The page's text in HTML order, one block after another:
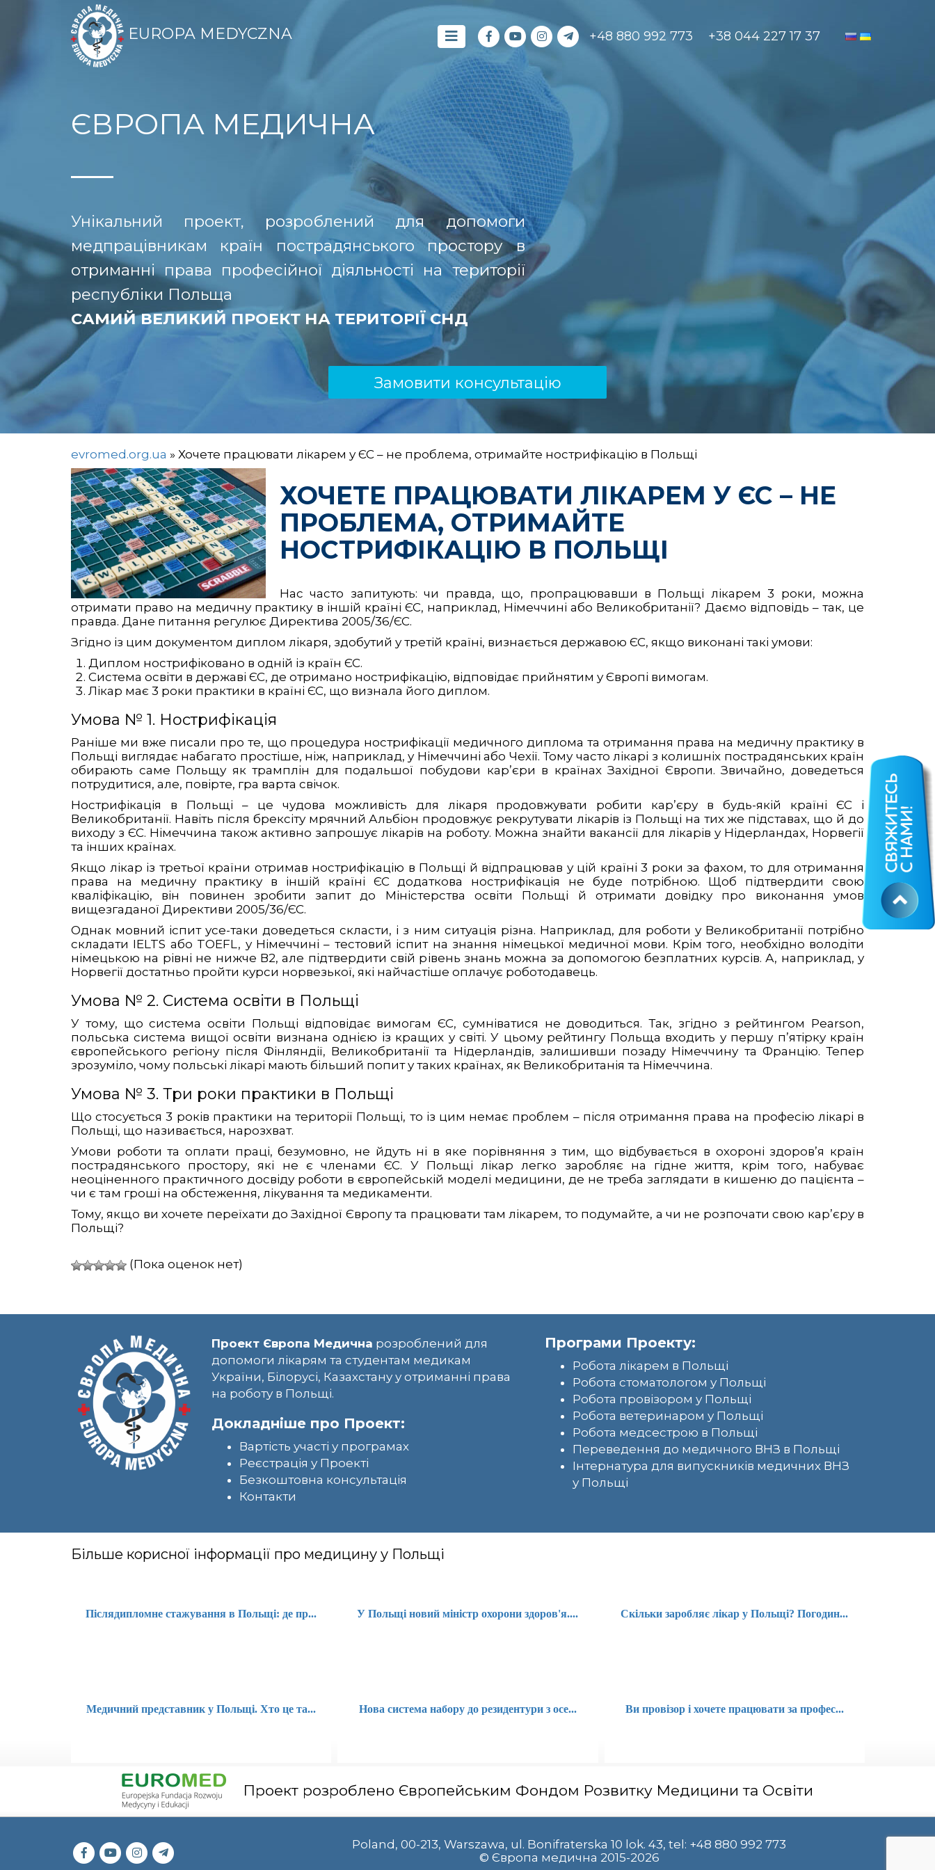
EUROPA MEDYCZNA +48 880 992 773 +38 044 227 17 37
ЄВРОПА МЕДИЧНА
Унікальний проект, розроблений для допомоги
медпрацівникам країн пострадянського простору в
отриманні права професійної діяльності на території
республіки Польща
САМИЙ ВЕЛИКИЙ ПРОЕКТ НА ТЕРИТОРІЇ СНД
Замовити консультацію
evromed.org.ua » Хочете працювати лікарем у ЄС – не проблема, отримайте нострифікацію в Польщі
ХОЧЕТЕ ПРАЦЮВАТИ ЛІКАРЕМ У ЄС – НЕ
ПРОБЛЕМА, ОТРИМАЙТЕ
НОСТРИФІКАЦІЮ В ПОЛЬЩІ
Нас часто запитують: чи правда, що, пропрацювавши в Польщі лікарем 3 роки, можна
отримати право на медичну практику в іншій країні ЄС, наприклад, Німеччині або Великобританії? Даємо відповідь – так, це
правда. Дане питання регулює Директива 2005/36/ЄС.
Згідно із цим документом диплом лікаря, здобутий у третій країні, визнається державою ЄС, якщо виконані такі умови:
Диплом нострифіковано в одній із країн ЄС.
Система освіти в державі ЄС, де отримано нострифікацію, відповідає прийнятим у Європі вимогам.
Лікар має 3 роки практики в країні ЄС, що визнала його диплом.
Умова № 1. Нострифікація
Раніше ми вже писали про те, що процедура нострифікації медичного диплома та отримання права на медичну практику в
Польщі виглядає набагато простіше, ніж, наприклад, у Німеччині або Чехії. Тому часто лікарі з колишніх пострадянських країн
обирають саме Польщу як трамплін для подальшої побудови кар’єри в країнах Західної Європи. Звичайно, доведеться
потрудитися, але, повірте, гра варта свічок.
Нострифікація в Польщі – це чудова можливість для лікаря продовжувати робити кар’єру в будь-якій країні ЄС і
Великобританії. Навіть після брексіту мрячний Альбіон продовжує рекрутувати лікарів із Польщі на тих же підставах, що й до
виходу з ЄС. Німеччина також активно запрошує лікарів на роботу. Можна знайти вакансії для лікарів у Нідерландах, Норвегії
та інших країнах.
Якщо лікар із третьої країни отримав нострифікацію в Польщі й відпрацював у цій країні 3 роки за фахом, то для отримання
права на медичну практику в іншій країні ЄС додаткова нострифікація не буде потрібною. Щоб підтвердити свою
кваліфікацію, він повинен зробити запит до Міністерства освіти Польщі й отримати довідку про виконання умов
вищезгаданої Директиви 2005/36/ЄС.
Однак мовний іспит усе-таки доведеться скласти, і з ним ситуація різна. Наприклад, для роботи у Великобританії потрібно
складати IELTS або TOEFL, у Німеччині – тестовий іспит на знання німецької медичної мови. Крім того, необхідно володіти
німецькою на рівні не нижче В2, але підтвердити свій рівень знань можна за допомогою безплатних курсів. А, наприклад, у
Норвегії достатньо пройти курси норвезької, які найчастіше оплачує роботодавець.
Умова № 2. Система освіти в Польщі
У тому, що система освіти Польщі відповідає вимогам ЄС, сумніватися не доводиться. Так, згідно з рейтингом Pearson,
польська система вищої освіти визнана однією із кращих у світі. У цьому рейтингу Польща входить у першу п’ятірку країн
європейського регіону після Фінляндії, Великобританії та Нідерландів, залишивши позаду Німеччину та Францію. Тепер
зрозуміло, чому польські лікарі мають більший попит у таких країнах, як Великобританія та Німеччина.
Умова № 3. Три роки практики в Польщі
Що стосується 3 років практики на території Польщі, то із цим немає проблем – після отримання права на професію лікарі в
Польщі, що називається, нарозхват.
Умови роботи та оплати праці, безумовно, не йдуть ні в яке порівняння з тим, що відбувається в охороні здоров’я країн
пострадянського простору, які не є членами ЄС. У Польщі лікар легко заробляє на гідне життя, крім того, набуває
неоціненного практичного досвіду роботи в європейській моделі медицини, де не треба заглядати в кишеню до пацієнта –
чи є там гроші на обстеження, лікування та медикаменти.
Тому, якщо ви хочете переїхати до Західної Європу та працювати там лікарем, то подумайте, а чи не розпочати свою кар’єру в
Польщі?
(Пока оценок нет)
Проект Європа Медична розроблений для
допомоги лікарям та студентам медикам
України, Білорусі, Казахстану у отриманні права
на роботу в Польщі.
Докладніше про Проект:
Вартість участі у програмах
Реєстрація у Проекті
Безкоштовна консультація
Контакти
Програми Проекту:
Робота лікарем в Польщі
Робота стоматологом у Польщі
Робота провізором у Польщі
Робота ветеринаром у Польщі
Робота медсестрою в Польщі
Переведення до медичного ВНЗ в Польщі
Інтернатура для випускників медичних ВНЗ
у Польщі
Більше корисної інформації про медицину у Польщі
Післядипломне стажування в Польщі: де пр... У Польщі новий міністр охорони здоров'я.... Скільки заробляє лікар у Польщі? Погодин...
Медичний представник у Польщі. Хто це та... Нова система набору до резидентури з осе... Ви провізор і хочете працювати за профес...
Проект розроблено Європейським Фондом Розвитку Медицини та Освіти
Poland, 00-213, Warszawa, ul. Bonifraterska 10 lok. 43, tel: +48 880 992 773
© Європа медична 2015-2026